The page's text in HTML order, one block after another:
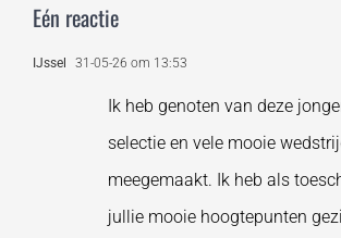
Eén reactie
IJssel 31-05-26 om 13:53
Ik heb genoten van deze
selectie en vele mooie
meegemaakt. Ik heb als
jullie mooie hoogtepunten